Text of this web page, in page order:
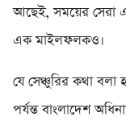
আছেই, সময়ের সেরা
এক মাইলফলকও।
যে সেঞ্চুরির কথা বলা
পর্যন্ত বাংলাদেশ